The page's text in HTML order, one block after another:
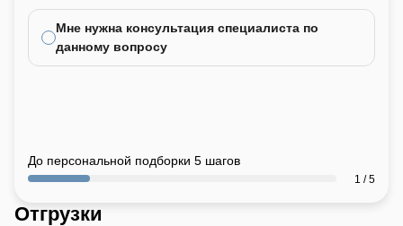
Мне нужна консультация специалиста по
данному вопросу
До персональной подборки 5 шагов
1 / 5
Отгрузки